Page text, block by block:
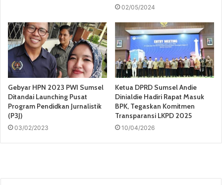
02/05/2024
Gebyar HPN 2023 PWI Sumsel
Ditandai Launching Pusat
Program Pendidkan Jurnalistik
(P3J)
03/02/2023
Ketua DPRD Sumsel Andie
Dinialdie Hadiri Rapat Masuk
BPK, Tegaskan Komitmen
Transparansi LKPD 2025
10/04/2026